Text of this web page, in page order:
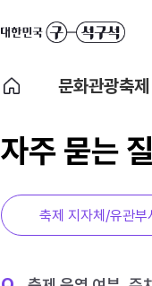
문화관광축제
자주 묻는
축제 지자체/유관부